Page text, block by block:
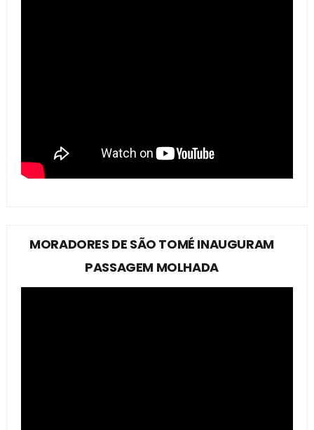
MORADORES DE SÃO TOMÉ INAUGURAM
PASSAGEM MOLHADA